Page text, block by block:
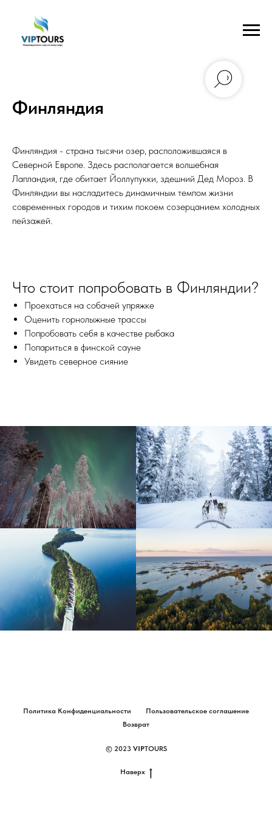
Финляндия
Финляндия - страна тысячи озер, расположившаяся в
Северной Европе. Здесь располагается волшебная
Лапландия, где обитает Йоллупукки, здешний Дед Мороз. В
Финляндии вы насладитесь динамичным темпом жизни
современных городов и тихим покоем созерцанием холодных
пейзажей.
Что стоит попробовать в Финляндии?
Проехаться на собачей упряжке
Оценить горнолыжные трассы
Попробовать себя в качестве рыбака
Попариться в финской сауне
Увидеть северное сияние
Политика Конфиденциальности
Пользовательское соглашение
Возврат
© 2023 VIPTOURS
Наверх